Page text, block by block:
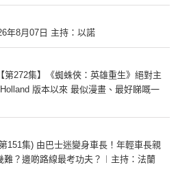
年8月07日 主持：以諾
第272集】《蜘蛛俠：英雄重生》絕對主
版本以來 最似漫畫、最好睇嘅一
151集) 由巴士迷變身車長！年輕車長親
？邊啲路線最考功夫？︱主持：法蘭